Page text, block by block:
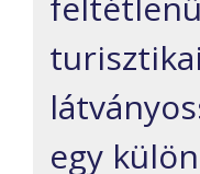
turisztikai
egy